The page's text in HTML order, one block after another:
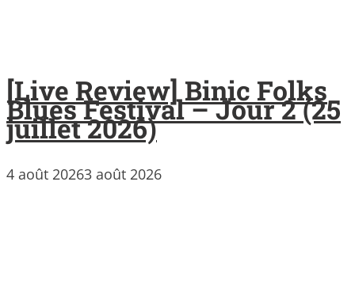
[Live Review] Binic Folks
Blues Festival – Jour 2 (25
juillet 2026)
4 août 20263 août 2026